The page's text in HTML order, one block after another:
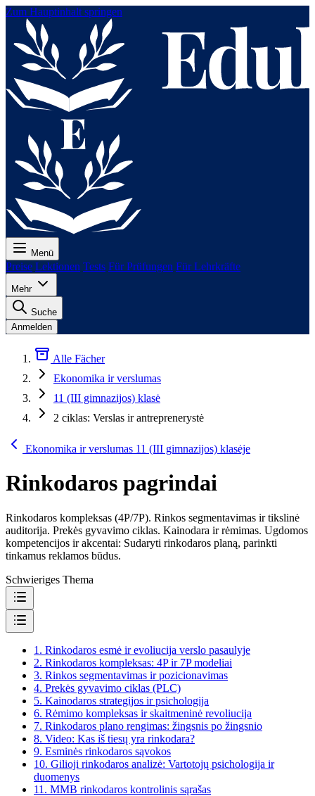
Zum Hauptinhalt springen
Menü
Preise Lektionen Tests Für Prüfungen Für Lehrkräfte
Mehr
Suche
Anmelden
Alle Fächer
Ekonomika ir verslumas
11 (III gimnazijos) klasė
2 ciklas: Verslas ir antreprenerystė
Ekonomika ir verslumas 11 (III gimnazijos) klasėje
Rinkodaros pagrindai
Rinkodaros kompleksas (4P/7P). Rinkos segmentavimas ir tikslinė
auditorija. Prekės gyvavimo ciklas. Kainodara ir rėmimas. Ugdomos
kompetencijos ir akcentai: Sudaryti rinkodaros planą, parinkti
tinkamus reklamos būdus.
Schwieriges Thema
1. Rinkodaros esmė ir evoliucija verslo pasaulyje
2. Rinkodaros kompleksas: 4P ir 7P modeliai
3. Rinkos segmentavimas ir pozicionavimas
4. Prekės gyvavimo ciklas (PLC)
5. Kainodaros strategijos ir psichologija
6. Rėmimo kompleksas ir skaitmeninė revoliucija
7. Rinkodaros plano rengimas: žingsnis po žingsnio
8. Video: Kas iš tiesų yra rinkodara?
9. Esminės rinkodaros sąvokos
10. Gilioji rinkodaros analizė: Vartotojų psichologija ir
duomenys
11. MMB rinkodaros kontrolinis sąrašas